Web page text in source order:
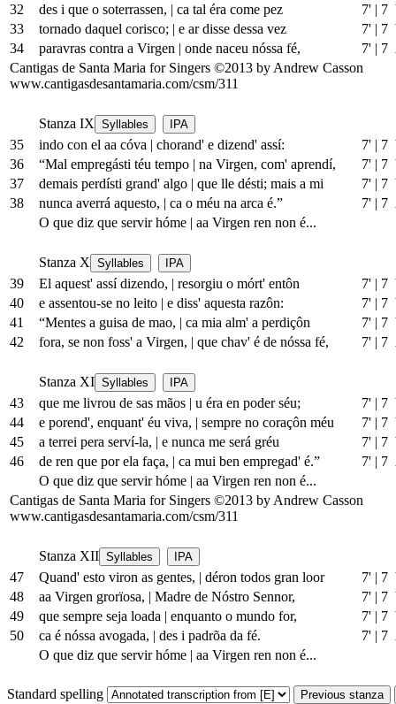
32
des i que o soterrassen, | ca tal éra come pez 7' | 7
33
tornado daquel corisco; | e ar disse dessa vez 7' | 7
34
paravras contra a Virgen | onde naceu nóssa fé, 7' | 7
Cantigas de Santa Maria for Singers ©2013 by Andrew Casson
www.cantigasdesantamaria.com/csm/311
Stanza IX Syllables IPA
35 indo con el aa cóva | chorand' e dizend' assí: 7' | 7
36
“Mal empregásti téu tempo | na Virgen, com' aprendí, 7' | 7
37
demais perdísti grand' algo | que lle désti; mais a mi 7' | 7
38
nunca averrá aquesto, | ca o méu na arca é.” 7' | 7
O que diz que servir hóme | aa Virgen ren non é...
Stanza X Syllables IPA
39 El aquest' assí dizendo, | resorgiu o mórt' entôn 7' | 7
40
e assentou-se no leito | e diss' aquesta razôn: 7' | 7
41
“Mentes a guisa de mao, | ca mia alm' a perdiçôn 7' | 7
42
fora, se non foss' a Virgen, | que chav' é de nóssa fé, 7' | 7
Stanza XI Syllables IPA
43 que me livrou de sas mãos | u éra en poder séu; 7' | 7
44
e porend', enquant' éu viva, | sempre no coraçôn méu 7' | 7
45
a terrei pera serví-la, | e nunca me será gréu 7' | 7
46
de ren que por ela faça, | ca mui ben empregad' é.” 7' | 7
O que diz que servir hóme | aa Virgen ren non é...
Cantigas de Santa Maria for Singers ©2013 by Andrew Casson
www.cantigasdesantamaria.com/csm/311
Stanza XII Syllables IPA
47 Quand' esto viron as gentes, | déron todos gran loor 7' | 7
48
aa Virgen grorïosa, | Madre de Nóstro Sennor, 7' | 7
49
que sempre seja loada | enquanto o mundo for, 7' | 7
50
ca é nóssa avogada, | des i padrõa da fé. 7' | 7
O que diz que servir hóme | aa Virgen ren non é...
Standard spelling Previous stanza